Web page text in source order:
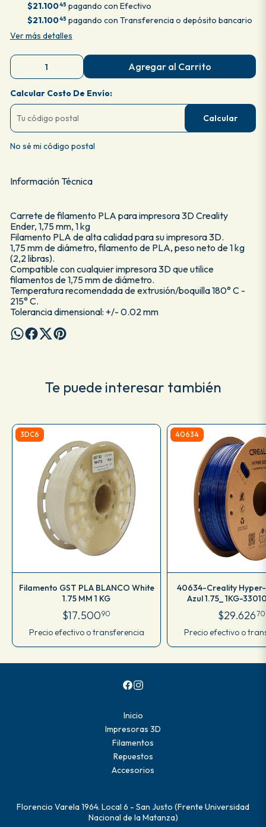
$21.10045 pagando con Efectivo
$21.10045 pagando con Transferencia o depósito bancario
Ver más detalles
Agregar al Carrito
Calcular Costo De Envío:
Calcular
No sé mi código postal
Información Técnica
Carrete de filamento PLA para impresora 3D Creality
Ender, 1,75 mm, 1 kg
Filamento PLA de alta calidad para su impresora 3D.
1,75 mm de diámetro, filamento de PLA, peso neto de 1 kg
(2,2 libras).
Compatible con cualquier impresora 3D que utilice
filamentos de 1,75 mm de diámetro.
Temperatura recomendada de extrusión/boquilla 180° C -
215° C.
Tolerancia dimensional: +/- 0.02 mm
Te puede interesar también
3DC6
Filamento GST PLA BLANCO White
1.75 MM 1 KG
$17.50090
Precio efectivo o transferencia
40634
40634-Creality Hyper-
Azul 1.75_ 1KG-
$29.62670
Precio efectivo o
Inicio
Impresoras 3D
Filamentos
Repuestos
Accesorios
Florencio Varela 1964. Local 6 - San Justo (Frente Universidad
Nacional de la Matanza)